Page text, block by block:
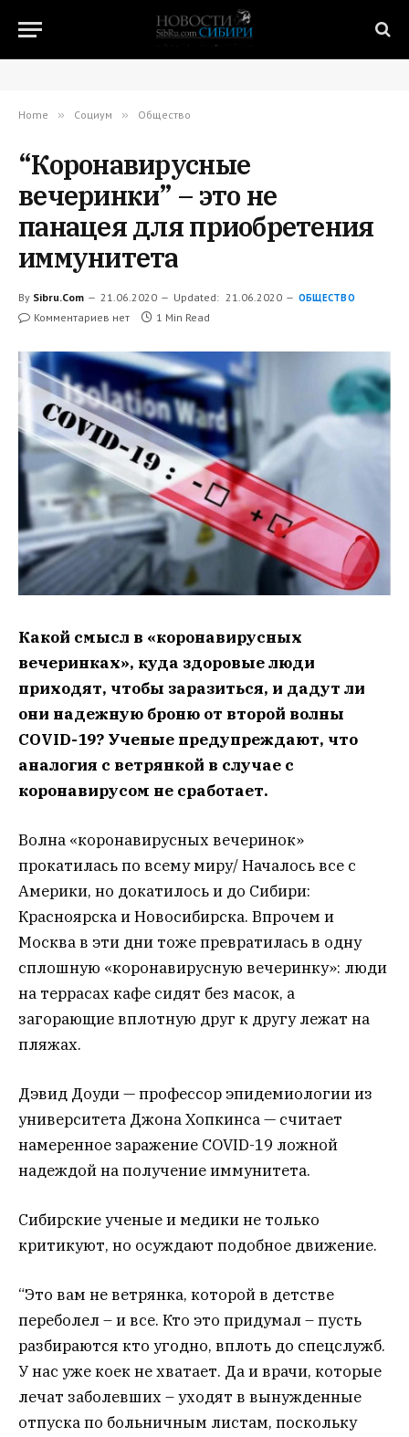
Home » Социум » Общество
“Коронавирусные
вечеринки” – это не
панацея для приобретения
иммунитета
By Sibru.Com 21.06.2020 Updated: 21.06.2020 ОБЩЕСТВО
Комментариев нет 1 Min Read
Какой смысл в «коронавирусных
вечеринках», куда здоровые люди
приходят, чтобы заразиться, и дадут ли
они надежную броню от второй волны
COVID-19? Ученые предупреждают, что
аналогия с ветрянкой в случае с
коронавирусом не сработает.
Волна «коронавирусных вечеринок»
прокатилась по всему миру/ Началось все с
Америки, но докатилось и до Сибири:
Красноярска и Новосибирска. Впрочем и
Москва в эти дни тоже превратилась в одну
сплошную «коронавирусную вечеринку»: люди
на террасах кафе сидят без масок, а
загорающие вплотную друг к другу лежат на
пляжах.
Дэвид Доуди — профессор эпидемиологии из
университета Джона Хопкинса — считает
намеренное заражение COVID-19 ложной
надеждой на получение иммунитета.
Сибирские ученые и медики не только
критикуют, но осуждают подобное движение.
“Это вам не ветрянка, которой в детстве
переболел – и все. Кто это придумал – пусть
разбираются кто угодно, вплоть до спецслужб.
У нас уже коек не хватает. Да и врачи, которые
лечат заболевших – уходят в вынужденные
отпуска по больничным листам, поскольку